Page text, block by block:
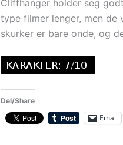
Cliffhanger holder seg
type filmer lenger, men de
skurker er bare onde, og
Del/Share
Email